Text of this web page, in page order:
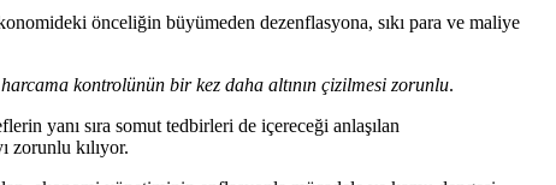
önceliğin büyümeden dezenflasyona, sıkı para ve maliye
kontrolünün bir kez daha altının çizilmesi zorunlu.
yanı sıra somut tedbirleri de içereceği anlaşılan
zorunlu kılıyor.